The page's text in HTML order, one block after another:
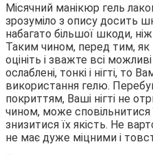
Місячний манікюр гель
зрозуміло з опису досить
набагато більшої шкоди,
Таким чином, перед тим, як
оцініть і зважте всі
ослаблені, тонкі і нігті, то
використання гелю.
покриттям, Ваші нігті не
чином, може сповільнитися
знизитися їх якість. Не
не має дуже міцними і